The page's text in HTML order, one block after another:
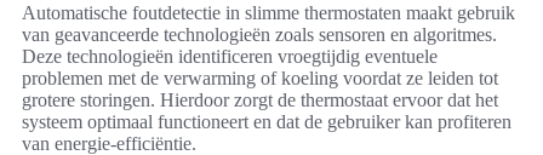
Automatische foutdetectie in slimme thermostaten maakt gebruik
van geavanceerde technologieën zoals sensoren en algoritmes.
Deze technologieën identificeren vroegtijdig eventuele
problemen met de verwarming of koeling voordat ze leiden tot
grotere storingen. Hierdoor zorgt de thermostaat ervoor dat het
systeem optimaal functioneert en dat de gebruiker kan profiteren
van energie-efficiëntie.